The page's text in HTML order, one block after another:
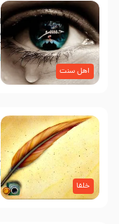
اهل سنت
خلفا